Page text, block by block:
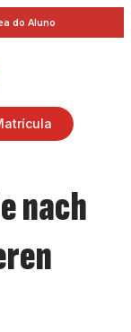
do Aluno
nach